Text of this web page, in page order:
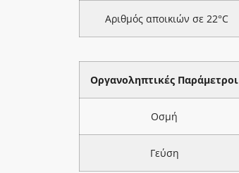
Αριθμός αποικιών σε 22°C
Οργανοληπτικές Παράμετροι
Οσμή
Γεύση